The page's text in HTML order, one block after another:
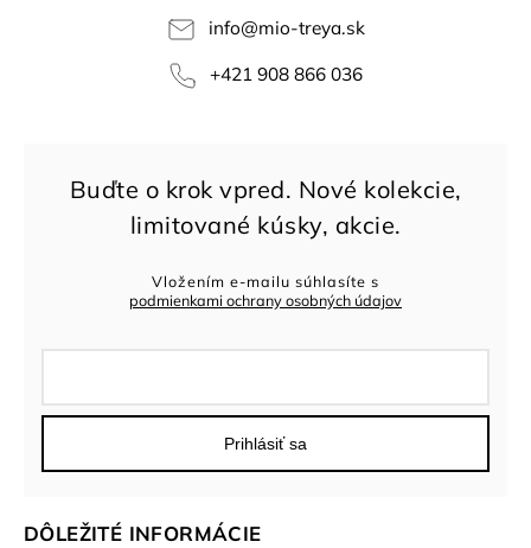
info@mio-treya.sk
+421 908 866 036
DÔLEŽITÉ INFORMÁCIE
Vložením e-mailu súhlasíte s
podmienkami ochrany osobných údajov
Prihlásiť sa